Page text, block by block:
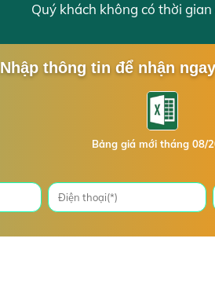
Quý khách không có thời
Nhập thông tin để nhận
Bảng giá mới tháng 08/